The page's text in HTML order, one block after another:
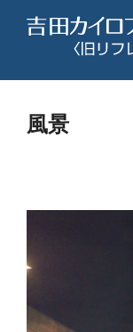
風景